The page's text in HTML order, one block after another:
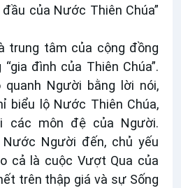
của Nước Thiên Chúa”
trung tâm của cộng đồng
đình của Thiên Chúa”.
Người bằng lời nói,
biểu lộ Nước Thiên Chúa,
các môn đệ của Người.
Người đến, chủ yếu
cả là cuộc Vượt Qua của
trên thập giá và sự Sống